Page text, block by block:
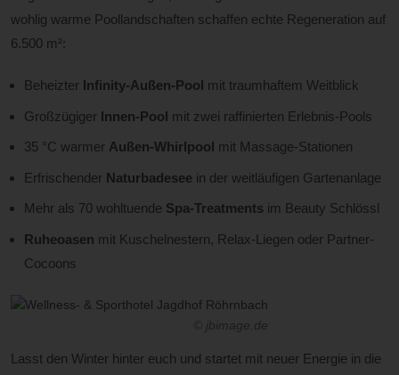
wohlig warme Poollandschaften schaffen echte Regeneration auf
6.500 m²:
Beheizter Infinity-Außen-Pool mit traumhaftem Weitblick
Großzügiger Innen-Pool mit zwei raffinierten Erlebnis-Pools
35 °C warmer Außen-Whirlpool mit Massage-Stationen
Erfrischender Naturbadesee in der weitläufigen Gartenanlage
Mehr als 70 wohltuende Spa-Treatments im Beauty Schlössl
Ruheoasen mit Kuschelnestern, Relax-Liegen oder Partner-
Cocoons
© jbimage.de
Lasst den Winter hinter euch und startet mit neuer Energie in die